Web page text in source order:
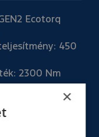
Ecotorq
450
2300 Nm
oldali,
×